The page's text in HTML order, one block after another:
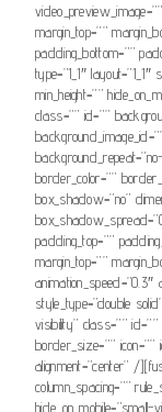
margin_top=””
padding_bottom=””
type=”1_1″
min_height=””
class=”” id=””
border_color=””
box_shadow=”no”
padding_top=””
margin_top=””
animation_speed=”0.3″
style_type=”double
visibility” class=””
border_size=”” icon=””
alignment=”center” /
column_spacing=””